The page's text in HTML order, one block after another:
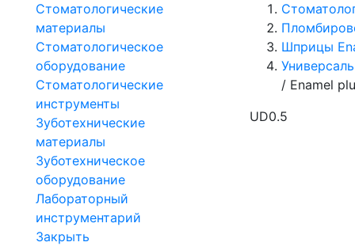
Стоматологические
материалы
Стоматологическое
оборудование
Стоматологические
инструменты
Зуботехнические
материалы
Зуботехническое
оборудование
Лабораторный
инструментарий
Закрыть
Шприцы
/ Enamel
UD0.5